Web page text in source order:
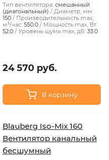
Тип вентилятора: смешанный
(диагональный)
Диаметр, мм:
150
Производительность max,
м³/час: 550.0
Мощность max, Вт:
52.0
Уровень шума max, дБ: 33.0
24 570 руб.
В корзину
Blauberg Iso-Mix 160
Вентилятор канальный
бесшумный